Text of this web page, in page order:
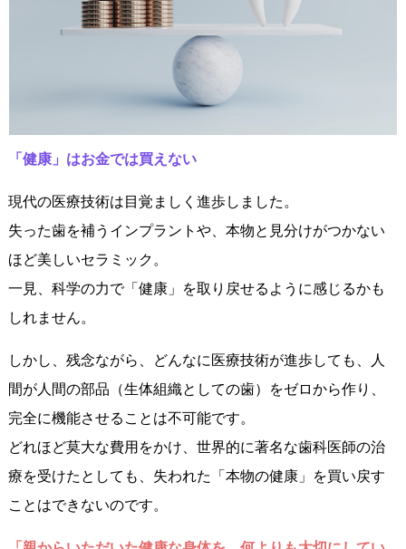
「健康」はお金では買えない
現代の医療技術は目覚ましく進歩しました。
失った歯を補うインプラントや、本物と見分けがつかない
ほど美しいセラミック。
一見、科学の力で「健康」を取り戻せるように感じるかも
しれません。
しかし、残念ながら、どんなに医療技術が進歩しても、人
間が人間の部品（生体組織としての歯）をゼロから作り、
完全に機能させることは不可能です。
どれほど莫大な費用をかけ、世界的に著名な歯科医師の治
療を受けたとしても、失われた「本物の健康」を買い戻す
ことはできないのです。